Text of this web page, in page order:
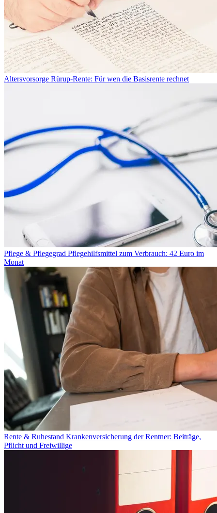
Altersvorsorge Rürup-Rente: Für wen die Basisrente rechnet
Pflege & Pflegegrad Pflegehilfsmittel zum Verbrauch: 42 Euro im
Monat
Rente & Ruhestand Krankenversicherung der Rentner: Beiträge,
Pflicht und Freiwillige